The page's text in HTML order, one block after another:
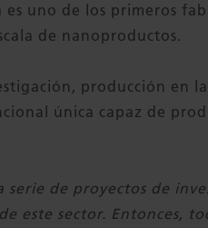
uno de los primeros
de nanoproductos.
producción en
única capaz de
serie de proyectos de
este sector. Entonces,